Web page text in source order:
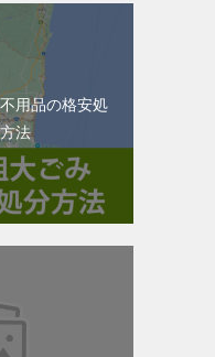
用品の格安処
法